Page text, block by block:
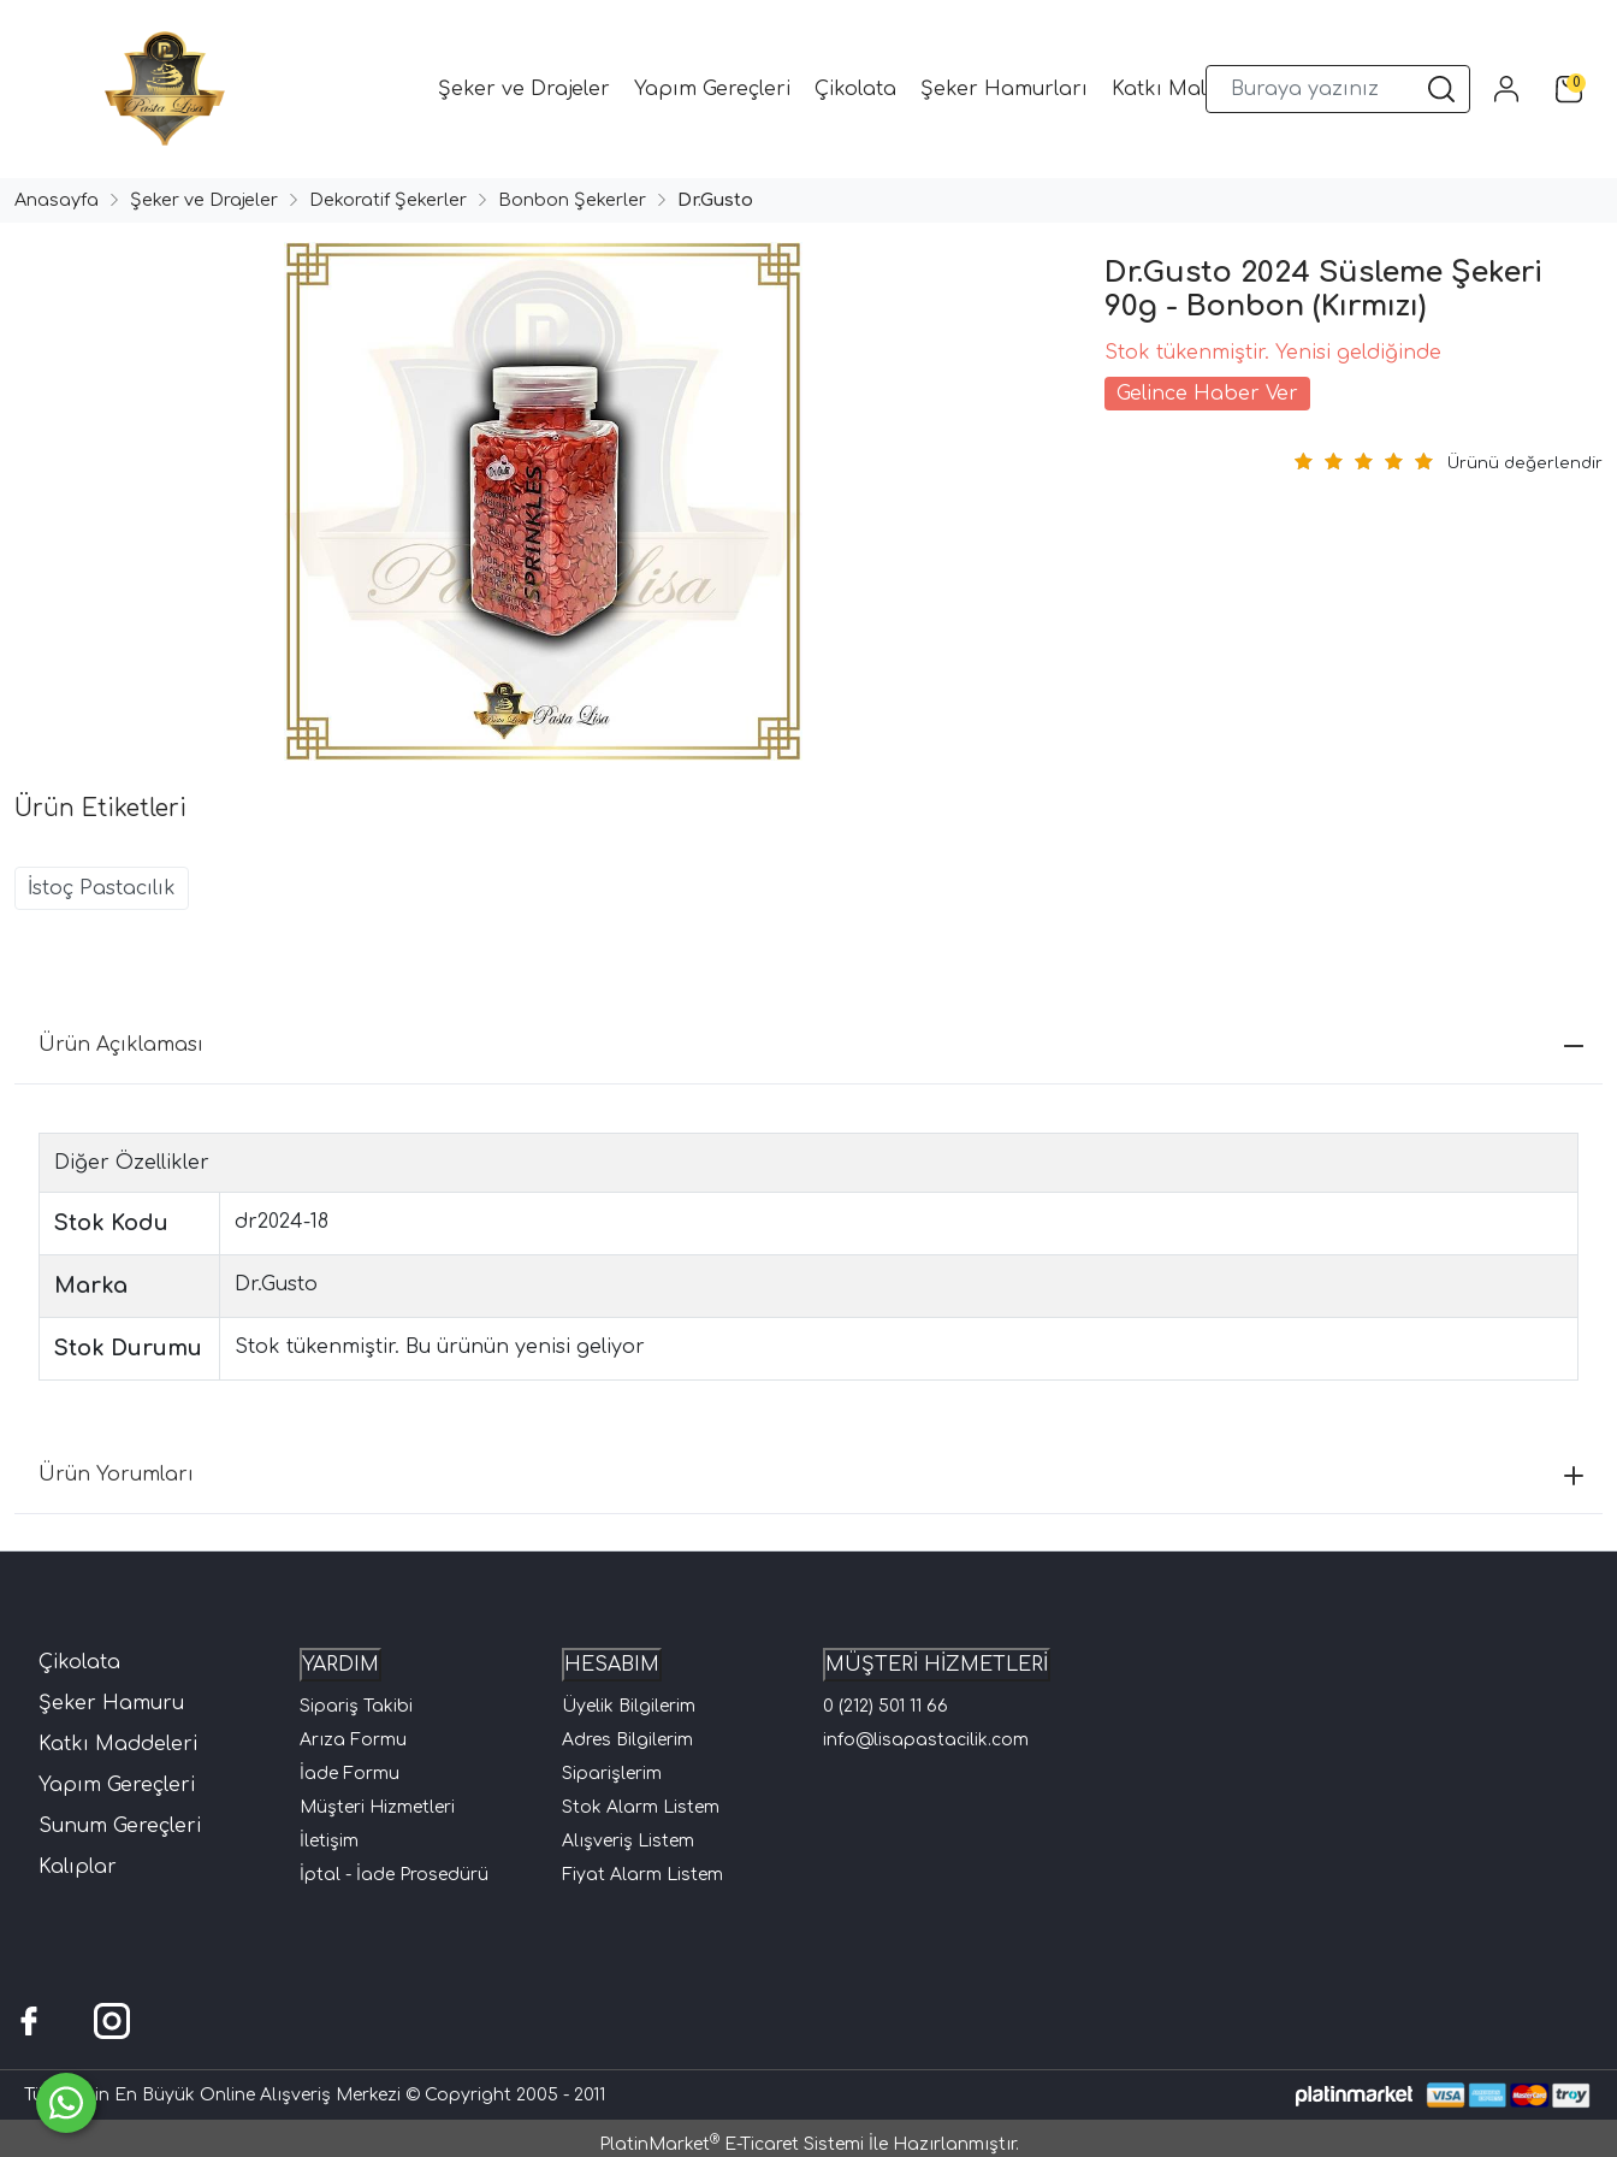
Şeker ve Drajeler Yapım Gereçleri Çikolata Şeker Hamurları Katkı Malzemeleri Sunum Gereçleri Kalıplar0
Anasayfa Şeker ve Drajeler Dekoratif Şekerler Bonbon Şekerler Dr.Gusto
Dr.Gusto 2024 Süsleme Şekeri
90g - Bonbon (Kırmızı)
Stok tükenmiştir. Yenisi geldiğinde
Gelince Haber Ver
Ürünü değerlendir
Ürün Etiketleri
İstoç Pastacılık
Ürün Açıklaması
Diğer Özellikler
Stok Kodu dr2024-18
Marka Dr.Gusto
Stok Durumu Stok tükenmiştir. Bu ürünün yenisi geliyor
Ürün Yorumları
Çikolata
Şeker Hamuru
Katkı Maddeleri
Yapım Gereçleri
Sunum Gereçleri
Kalıplar
YARDIM
Sipariş Takibi
Arıza Formu
İade Formu
Müşteri Hizmetleri
İletişim
İptal - İade Prosedürü
HESABIM
Üyelik Bilgilerim
Adres Bilgilerim
Siparişlerim
Stok Alarm Listem
Alışveriş Listem
Fiyat Alarm Listem
MÜŞTERİ HİZMETLERİ
0 (212) 501 11 66
info@lisapastacilik.com
Türkiye'nin En Büyük Online Alışveriş Merkezi © Copyright 2005 - 2011
PlatinMarket®E-Ticaret Sistemi İle Hazırlanmıştır.